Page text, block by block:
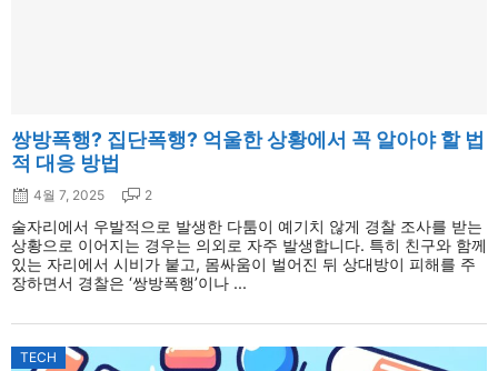
쌍방폭행? 집단폭행? 억울한 상황에서 꼭 알아야 할 법
적 대응 방법
4월 7, 2025 2
술자리에서 우발적으로 발생한 다툼이 예기치 않게 경찰 조사를 받는
상황으로 이어지는 경우는 의외로 자주 발생합니다. 특히 친구와 함께
있는 자리에서 시비가 붙고, 몸싸움이 벌어진 뒤 상대방이 피해를 주
장하면서 경찰은 ‘쌍방폭행’이나 ...
TECH